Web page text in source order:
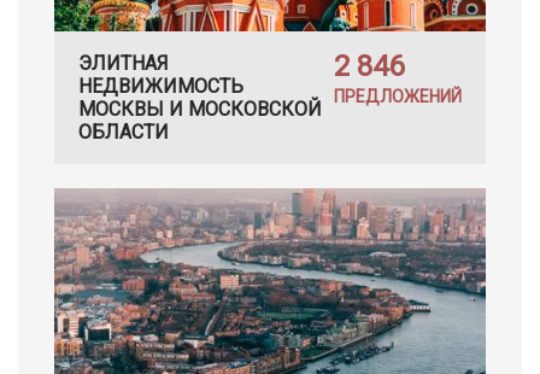
ЭЛИТНАЯ
НЕДВИЖИМОСТЬ
МОСКВЫ И МОСКОВСКОЙ
ОБЛАСТИ
2 846
ПРЕДЛОЖЕНИЙ